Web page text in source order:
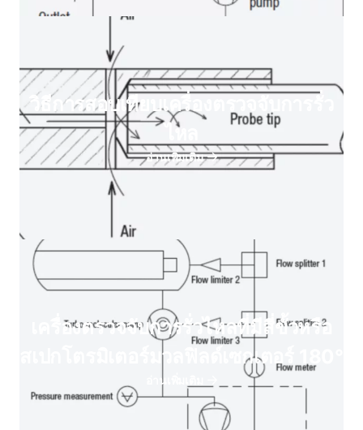
วิธีการสอบเทียบเครื่องตรวจจับการรั่ว
ไหล
อ่านเพิ่มเติม
เครื่องตรวจจับการรั่วไหลที่มีสี่ขั้วหรือ
สเปกโตรมิเตอร์มวลฟิลด์เซกเตอร์ 180°
อ่านเพิ่มเติม